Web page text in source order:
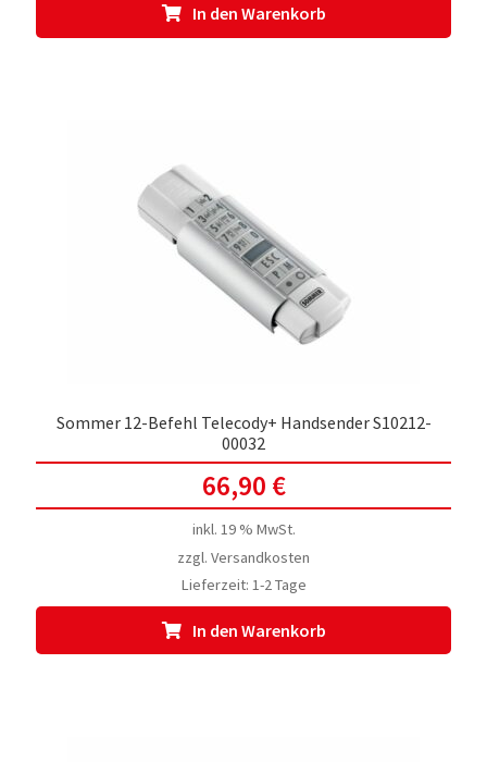
In den Warenkorb
Sommer 12-Befehl Telecody+ Handsender S10212-
00032
66,90 €
inkl. 19 % MwSt.
zzgl. Versandkosten
Lieferzeit: 1-2 Tage
In den Warenkorb